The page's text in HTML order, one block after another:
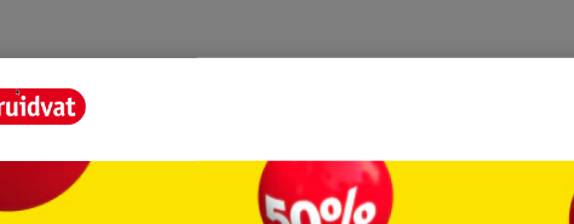
LIMONENE, CINNAMAL, ISOEUGENOL,